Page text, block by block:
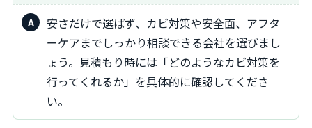
安さだけで選ばず、カビ対策や安全面、アフタ
ーケアまでしっかり相談できる会社を選びまし
ょう。見積もり時には「どのようなカビ対策を
行ってくれるか」を具体的に確認してくださ
い。